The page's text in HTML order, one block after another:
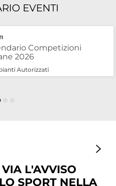
EVENTI
Competizioni
2026
Autorizzati
L'AVVISO
SPORT NELLA